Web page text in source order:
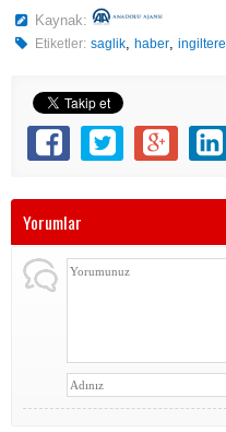
Kaynak:
Etiketler: saglik,haber,ingiltere
Yorumlar